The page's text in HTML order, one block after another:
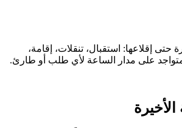
إقلاعها: استقبال، تنقلات، إقامة،
على مدار الساعة لأي طلب أو طارئ.